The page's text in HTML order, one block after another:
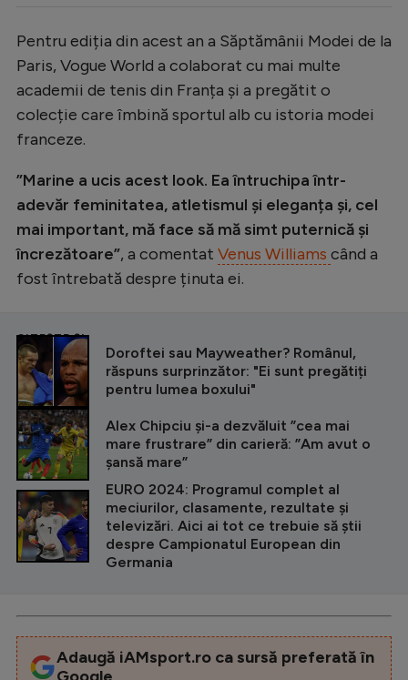
Pentru ediția din acest an a Săptămânii Modei de la
Paris, Vogue World a colaborat cu mai multe
academii de tenis din Franța și a pregătit o
colecție care îmbină sportul alb cu istoria modei
franceze.
”Marine a ucis acest look. Ea întruchipa într-
adevăr feminitatea, atletismul și eleganța și, cel
mai important, mă face să mă simt puternică și
încrezătoare”, a comentat Venus Williams când a
fost întrebată despre ținuta ei.
CITEȘTE ȘI
Doroftei sau Mayweather? Românul,
răspuns surprinzător: "Ei sunt pregătiți
pentru lumea boxului"
Alex Chipciu și-a dezvăluit ”cea mai
mare frustrare” din carieră: ”Am avut o
șansă mare”
EURO 2024: Programul complet al
meciurilor, clasamente, rezultate și
televizări. Aici ai tot ce trebuie să știi
despre Campionatul European din
Germania
Adaugă iAMsport.ro ca sursă preferată în